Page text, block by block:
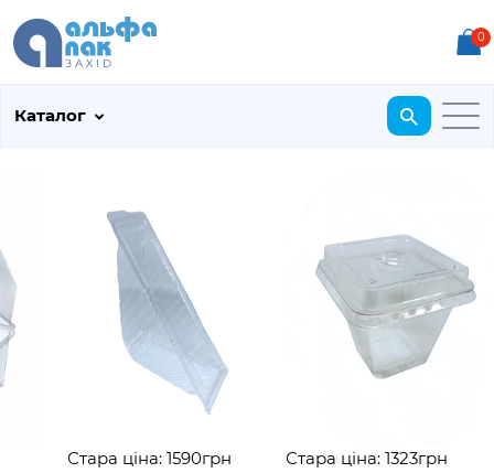
0
Каталог
Стара ціна: 1590грн
Стара ціна: 1323грн